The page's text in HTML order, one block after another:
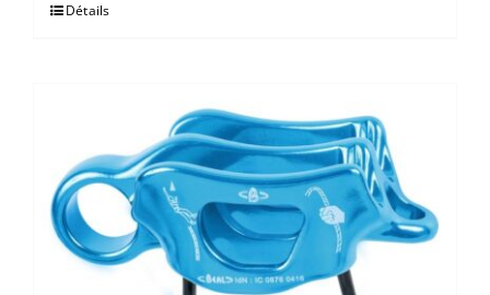
Détails